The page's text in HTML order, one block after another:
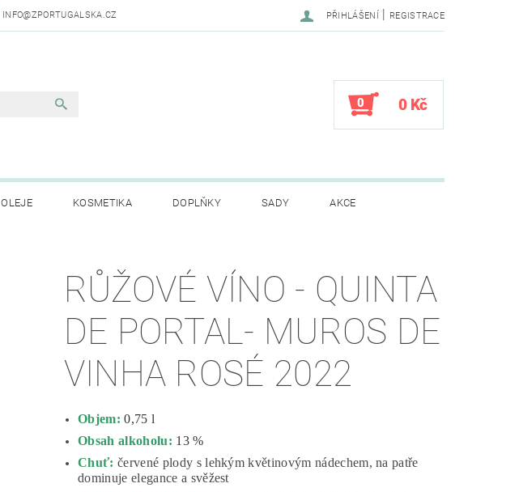
INFO@ZPORTUGALSKA.CZ PŘIHLÁŠENÍ | REGISTRACE
0 0 Kč
OLEJE KOSMETIKA DOPLŇKY SADY AKCE
RŮŽOVÉ VÍNO - QUINTA
DE PORTAL- MUROS DE
VINHA ROSÉ 2022
Objem: 0,75 l
Obsah alkoholu: 13 %
Chuť:červené plody s lehkým květinovým nádechem, na patře
dominuje elegance a svěžest